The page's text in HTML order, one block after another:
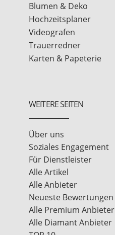
Blumen & Deko
Hochzeitsplaner
Videografen
Trauerredner
Karten & Papeterie
WEITERE SEITEN
Über uns
Soziales Engagement
Für Dienstleister
Alle Artikel
Alle Anbieter
Neueste Bewertungen
Alle Premium Anbieter
Alle Diamant Anbieter